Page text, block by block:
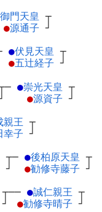
門天皇 ┬
●源通子 ┘
●伏見天皇 ┬
●五辻経子 ┘
─ ●崇光天皇 ┬
●源資子 ┘
親王 ┬
幸子 ┘
┬
┘
─ ●後柏原天皇 ┬
●勧修寺藤子 ┘
┬
┘
── ●誠仁親王 ┬
●勧修寺晴子 ┘